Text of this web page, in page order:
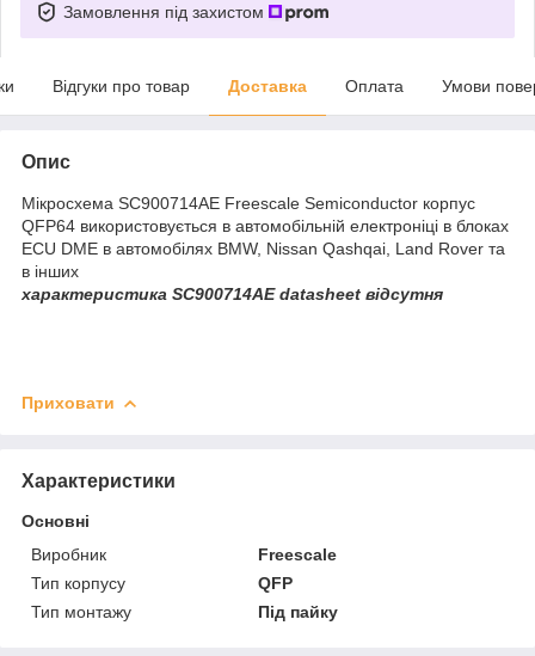
Замовлення під захистом
Відгуки про товар Доставка Оплата Умови
Опис
Мікросхема SC900714AE Freescale Semiconductor корпус
QFP64 використовується в автомобільній електроніці в блоках
ECU DME в автомобілях BMW, Nissan Qashqai, Land Rover та
в інших
характеристика SC900714AE datasheet відсутня
Приховати
Характеристики
Основні
Виробник
Freescale
Тип корпусу
QFP
Тип монтажу
Під пайку